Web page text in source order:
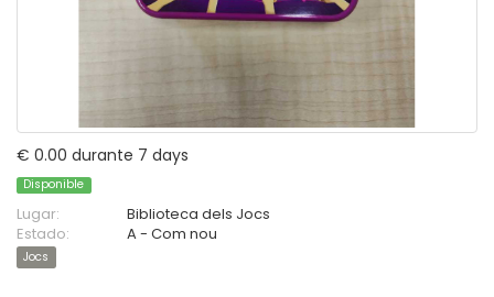
€ 0.00 durante 7 days
Disponible
Lugar:
Biblioteca dels Jocs
Estado:
A - Com nou
Jocs